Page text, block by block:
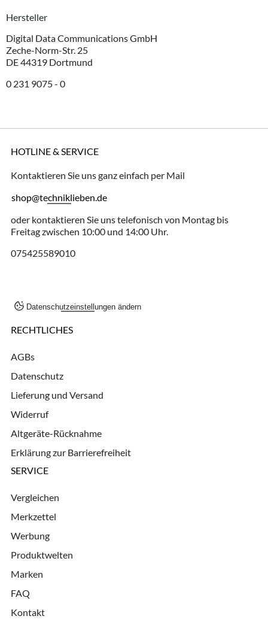
Hersteller
Digital Data Communications GmbH
Zeche-Norm-Str. 25
DE 44319 Dortmund
0 231 9075 - 0
HOTLINE & SERVICE
Kontaktieren Sie uns ganz einfach per Mail
shop@techniklieben.de
oder kontaktieren Sie uns telefonisch von Montag bis
Freitag zwischen 10:00 und 14:00 Uhr.
075425589010
Datenschutzeinstellungen ändern
RECHTLICHES
AGBs
Datenschutz
Lieferung und Versand
Widerruf
Altgeräte-Rücknahme
Erklärung zur Barrierefreiheit
SERVICE
Vergleichen
Merkzettel
Werbung
Produktwelten
Marken
FAQ
Kontakt